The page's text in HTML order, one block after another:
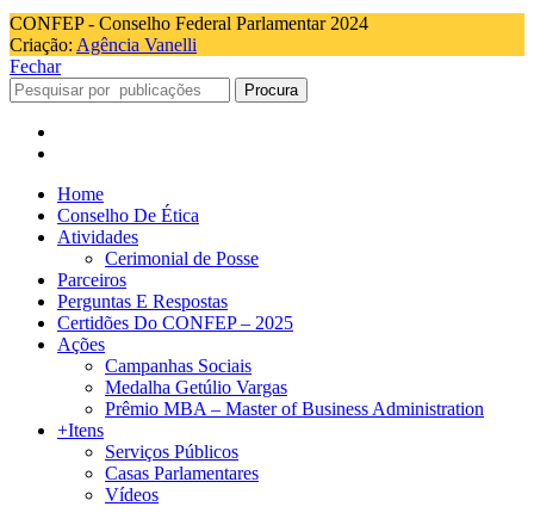
CONFEP - Conselho Federal Parlamentar 2024
Criação: Agência Vanelli
Fechar
Procura
Home
Conselho De Ética
Atividades
Cerimonial de Posse
Parceiros
Perguntas E Respostas
Certidões Do CONFEP – 2025
Ações
Campanhas Sociais
Medalha Getúlio Vargas
Prêmio MBA – Master of Business Administration
+Itens
Serviços Públicos
Casas Parlamentares
Vídeos